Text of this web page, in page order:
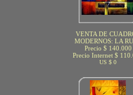
VENTA DE
MODERNOS: LA
Precio $ 140.000
Precio Internet $
US $ 0